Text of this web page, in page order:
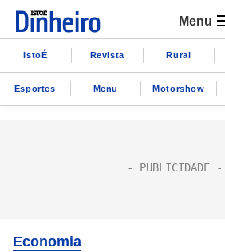
Menu
IstoÉ Revista Rural
Esportes Menu Motorshow
Economia